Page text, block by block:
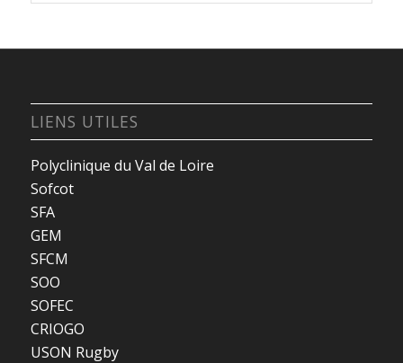
LIENS UTILES
Polyclinique du Val de Loire
Sofcot
SFA
GEM
SFCM
SOO
SOFEC
CRIOGO
USON Rugby